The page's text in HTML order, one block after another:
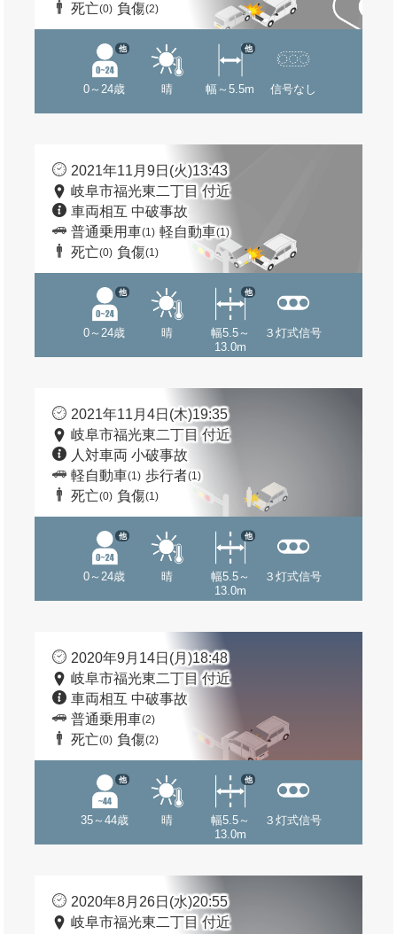
死亡(0) 負傷(2)
0～24歳
他
晴 幅～5.5m
他
信号なし
2021年11月9日(火)13:43
岐阜市福光東二丁目 付近
車両相互 中破事故
普通乗用車(1) 軽自動車(1)
死亡(0) 負傷(1)
0～24歳
他
晴
幅5.5～
13.0m
他
３灯式信号
2021年11月4日(木)19:35
岐阜市福光東二丁目 付近
人対車両 小破事故
軽自動車(1) 歩行者(1)
死亡(0) 負傷(1)
0～24歳
他
晴
幅5.5～
13.0m
他
３灯式信号
2020年9月14日(月)18:48
岐阜市福光東二丁目 付近
車両相互 中破事故
普通乗用車(2)
死亡(0) 負傷(2)
35～44歳
他
晴
幅5.5～
13.0m
他
３灯式信号
2020年8月26日(水)20:55
岐阜市福光東二丁目 付近